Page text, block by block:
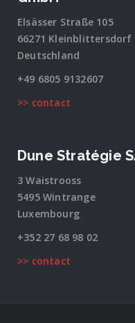
Elsässer Straße 105
66271 Kleinblittersdorf
Deutschland
+49 6805 9132607
>> contact
Dune Stratégie
3 Waistrooss
5495 Wintrange
Luxembourg
+352 27 68 98 02
>> contact